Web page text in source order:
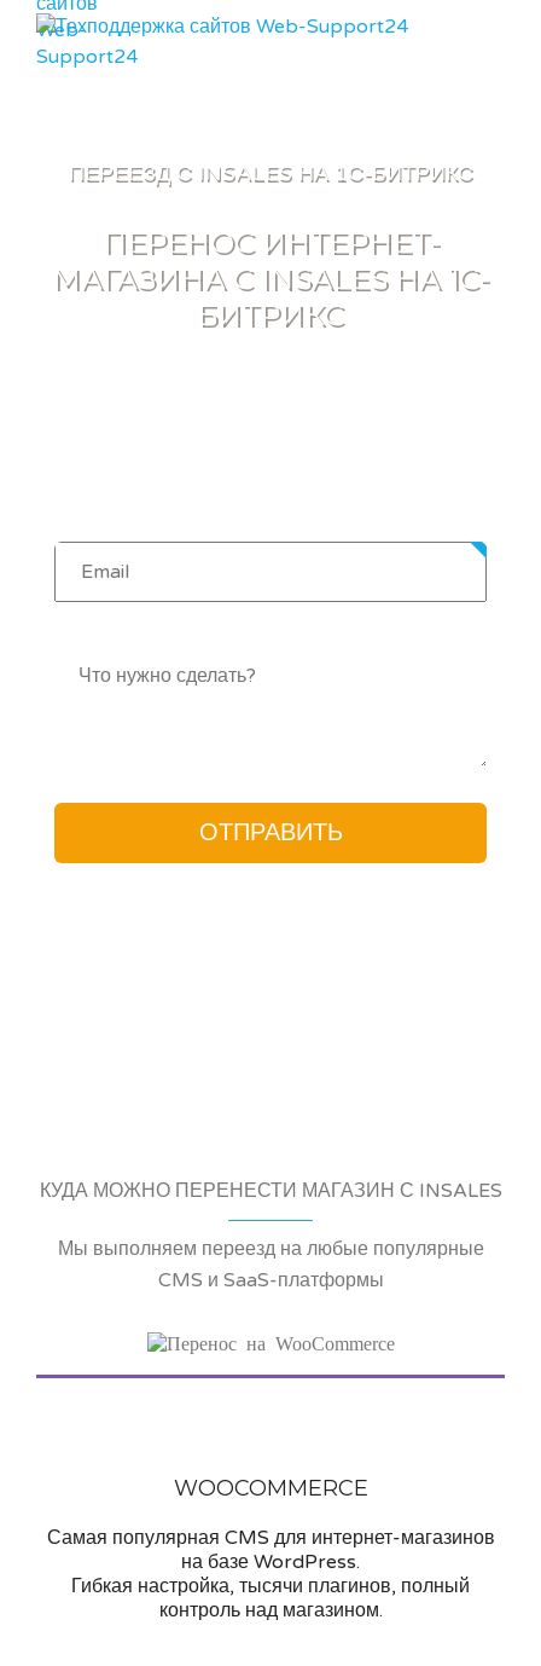
ПЕРЕЕЗД С INSALES НА 1С-БИТРИКС
ПЕРЕНОС ИНТЕРНЕТ-
МАГАЗИНА С INSALES НА 1С-
БИТРИКС
КУДА МОЖНО ПЕРЕНЕСТИ МАГАЗИН С INSALES
Мы выполняем переезд на любые популярные
CMS и SaaS-платформы
WOOCOMMERCE
Самая популярная CMS для интернет-магазинов
на базе WordPress.
Гибкая настройка, тысячи плагинов, полный
контроль над магазином.